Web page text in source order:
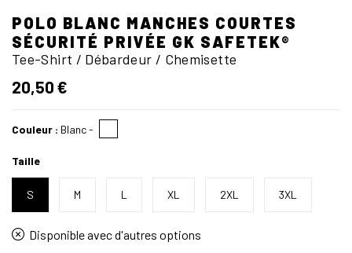
POLO BLANC MANCHES COURTES
SÉCURITÉ PRIVÉE GK SAFETEK®
Tee-Shirt / Débardeur / Chemisette
20,50 €
Couleur : Blanc-
Taille
S M L XL 2XL 3XL
Disponible avec d'autres options